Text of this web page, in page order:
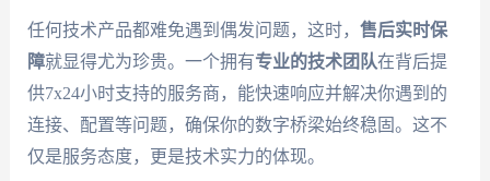
任何技术产品都难免遇到偶发问题，这时， 售后实时保
障就显得尤为珍贵。一个拥有专业的技术团队在背后提
供7x24小时支持的服务商，能快速响应并解决你遇到的
连接、配置等问题，确保你的数字桥梁始终稳固。这不
仅是服务态度，更是技术实力的体现。